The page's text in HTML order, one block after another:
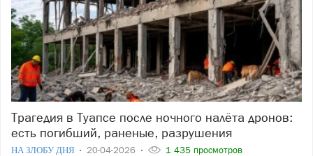
Трагедия в Туапсе после ночного налёта дронов:
есть погибший, раненые, разрушения
НА ЗЛОБУ ДНЯ 20-04-2026 1 435 просмотров